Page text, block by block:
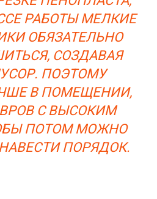
РАБОТЫ МЕЛКИЕ
ОБЯЗАТЕЛЬНО
СОЗДАВАЯ
ПОЭТОМУ
В ПОМЕЩЕНИИ,
С ВЫСОКИМ
ПОТОМ МОЖНО
ПОРЯДОК.